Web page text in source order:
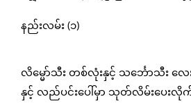
နည်းလမ်း (၁)
လိမ္မော်သီး တစ်လုံးနှင့် သင်္ဘောသီး လေ
နှင့် လည်ပင်းပေါ်မှာ သုတ်လိမ်းပေးလိုက်